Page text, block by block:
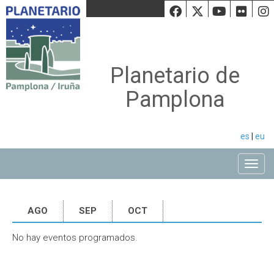
Facebook
Twiiter
Planetario de
Pamplona
es eu
AGO SEP OCT
No hay eventos programados.